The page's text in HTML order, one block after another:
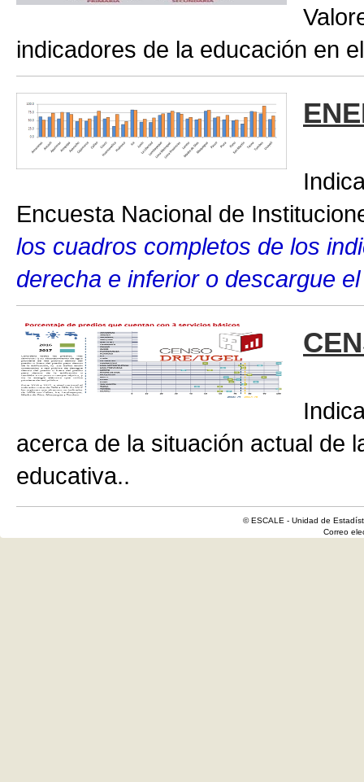
indicadores de la educación en
Encuesta Nacional de
los cuadros completos de los
derecha e inferior o descargue
acerca de la situación actual de
educativa..
© ESCALE - Unidad de
Correo